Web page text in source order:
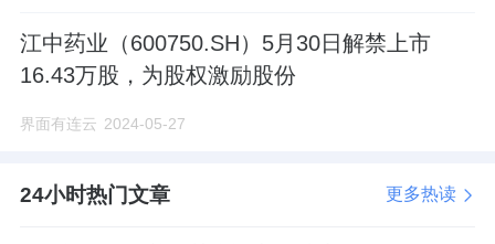
江中药业（600750.SH）5月30日解禁上市
16.43万股，为股权激励股份
界面有连云 2024-05-27
24小时热门文章 更多热读